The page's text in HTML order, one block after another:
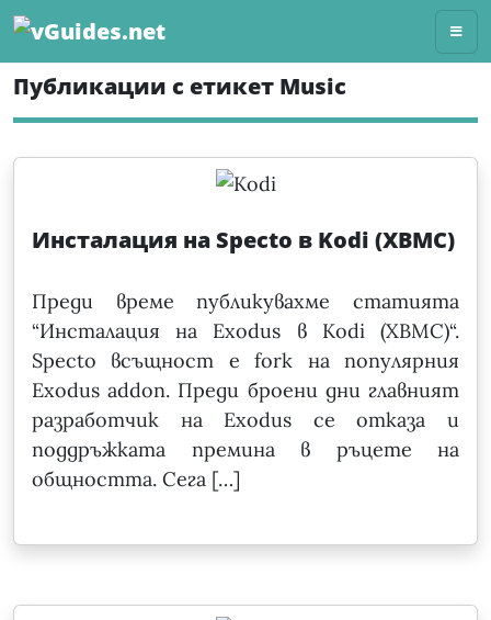
Skip
content
Публикации с етикет Music
Инсталация на Specto в Kodi (XBMC)
Преди време публикувахме статията
“Инсталация на Exodus в Kodi (XBMC)“.
Specto всъщност е fork на популярния
Exodus addon. Преди броени дни главният
разработчик на Exodus се отказа и
поддръжката премина в ръцете на
общността. Сега […]